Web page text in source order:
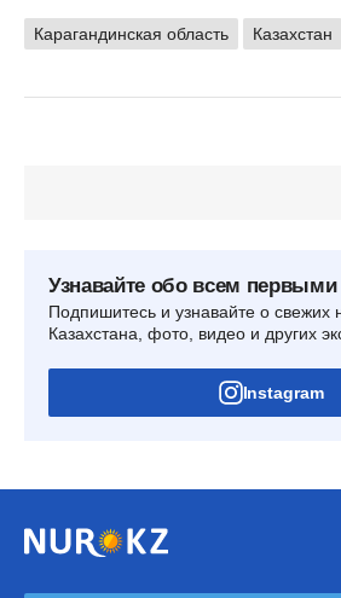
Карагандинская область Казахстан
Узнавайте обо всем первыми
Подпишитесь и узнавайте о свежих
Казахстана, фото, видео и других
Instagram